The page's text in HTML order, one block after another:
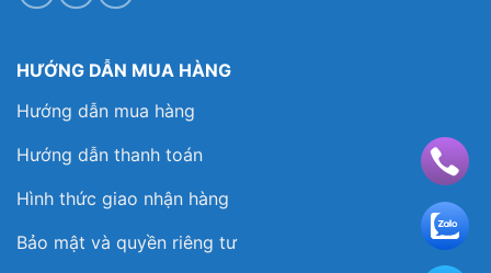
HƯỚNG DẪN MUA HÀNG
Hướng dẫn mua hàng
Hướng dẫn thanh toán
Hình thức giao nhận hàng
Bảo mật và quyền riêng tư